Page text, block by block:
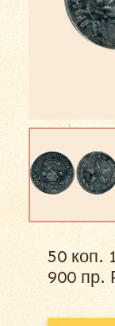
50 коп.
900